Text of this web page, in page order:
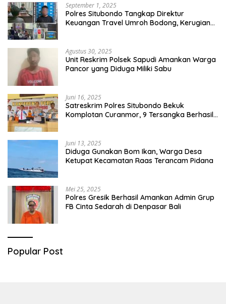
September 1, 2025
Polres Situbondo Tangkap Direktur
Keuangan Travel Umroh Bodong, Kerugian
Agustus 30, 2025
Unit Reskrim Polsek Sapudi Amankan Warga
Pancor yang Diduga Miliki Sabu
Juni 16, 2025
Satreskrim Polres Situbondo Bekuk
Komplotan Curanmor, 9 Tersangka Berhasil
Juni 13, 2025
Diduga Gunakan Bom Ikan, Warga Desa
Ketupat Kecamatan Raas Terancam Pidana
Mei 25, 2025
Polres Gresik Berhasil Amankan Admin Grup
FB Cinta Sedarah di Denpasar Bali
Popular Post